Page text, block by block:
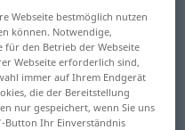
antippen)
Webseite bestmöglich nutzen
können. Notwendige,
für den Betrieb der Webseite
Webseite erforderlich sind,
immer auf Ihrem Endgerät
die der Bereitstellung
nur gespeichert, wenn Sie uns
Button Ihr Einverständnis